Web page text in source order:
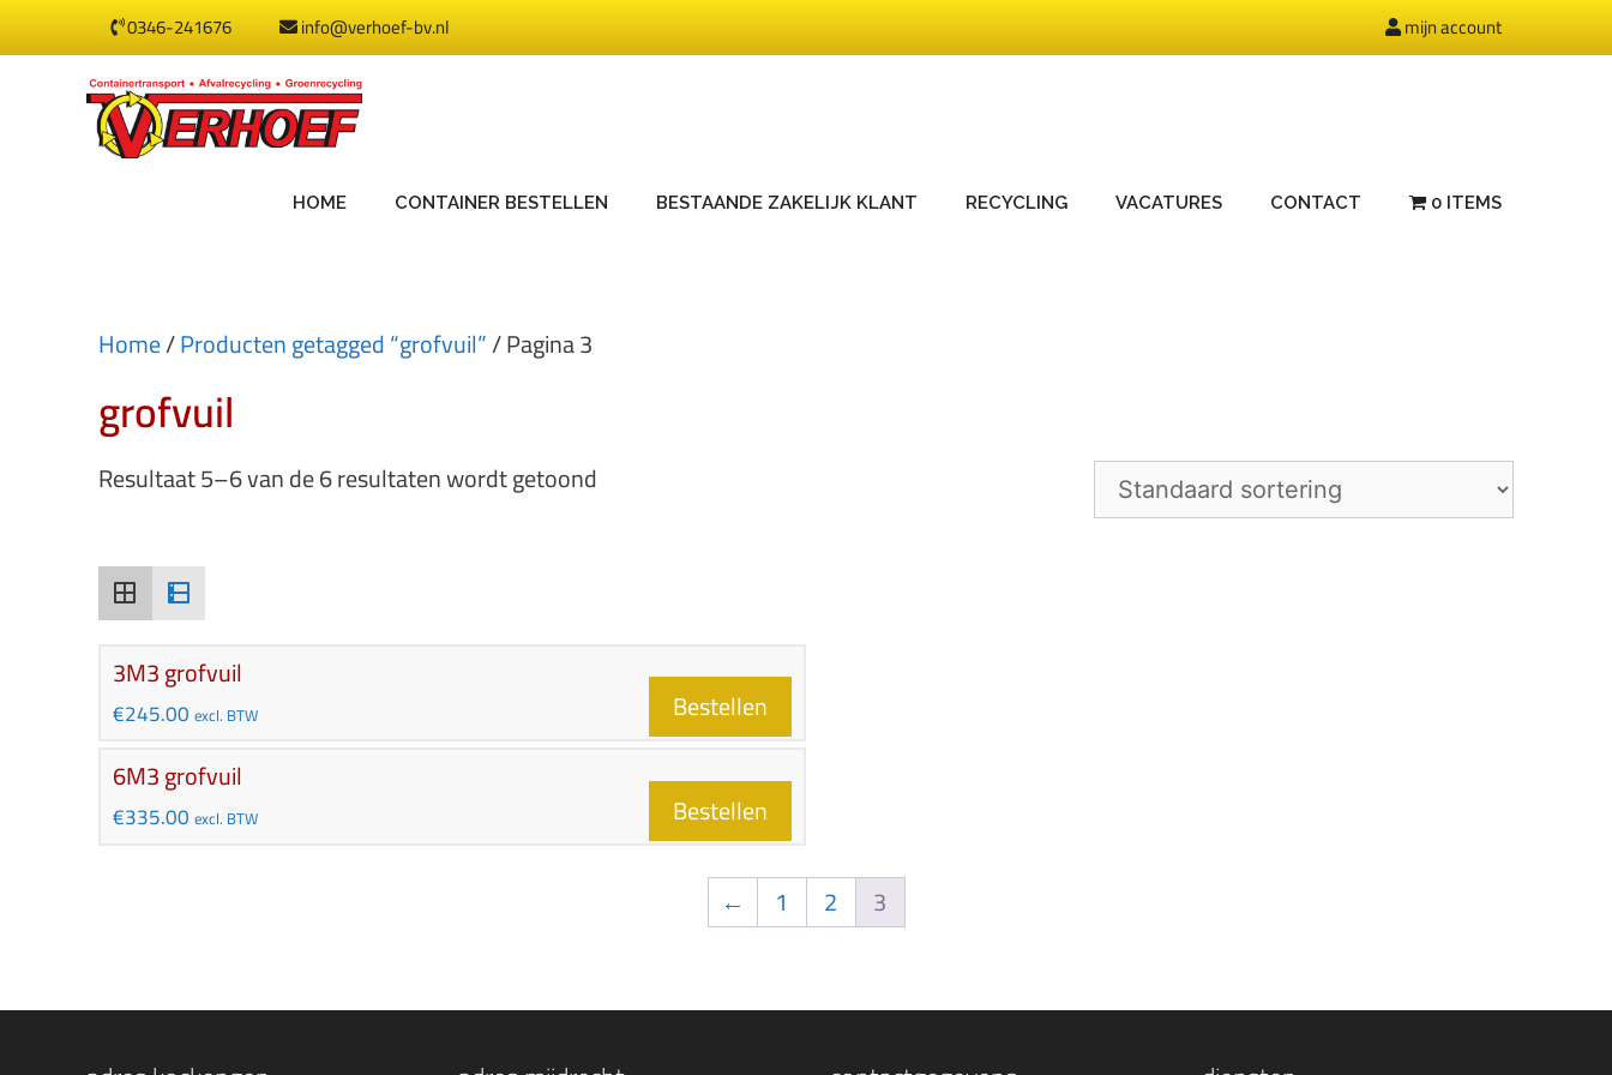
0346-241676 info@verhoef-bv.nl mijn account
HOME CONTAINER BESTELLEN BESTAANDE ZAKELIJK KLANT RECYCLING VACATURES CONTACT 0 ITEMS
Home/Producten getagged “grofvuil”/ Pagina 3
grofvuil
Resultaat 5–6 van de 6 resultaten wordt getoond
3M3 grofvuil
€245.00 excl. BTW
Bestellen
6M3 grofvuil
€335.00 excl. BTW Bestellen
← 1 2 3